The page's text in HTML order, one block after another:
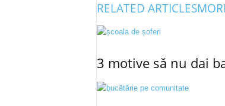
RELATED ARTICLES
3 motive să nu dai